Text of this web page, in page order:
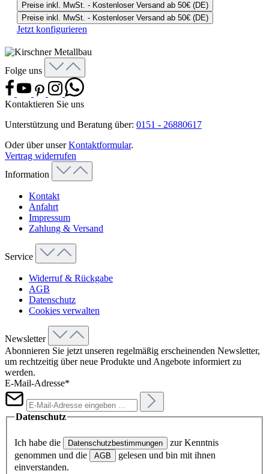
Preise inkl. MwSt. - Kostenloser Versand ab 50€ (DE)
Preise inkl. MwSt. - Kostenloser Versand ab 50€ (DE)
Jetzt konfigurieren
Folge uns
Kontaktieren Sie uns
Unterstützung und Beratung über: 0151 - 26880617
Oder über unserKontaktformular.
Vertrag widerrufen
Information
Kontakt
Anfahrt
Impressum
Zahlung & Versand
Service
Widerruf & Rückgabe
AGB
Datenschutz
Cookies verwalten
Newsletter
Abonnieren Sie jetzt unseren regelmäßig erscheinenden Newsletter,
um rechtzeitig über neue Produkte und Angebote informiert zu
werden.
E-Mail-Adresse*
Datenschutz
Ich habe die Datenschutzbestimmungen
zur Kenntnis
genommen und die
AGB
gelesen und bin mit ihnen
einverstanden.